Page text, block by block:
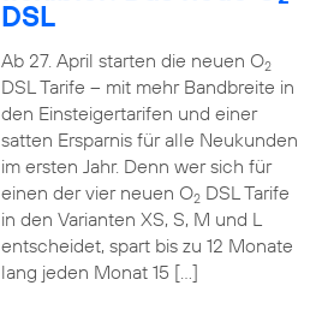
DSL
Ab 27. April starten die neuen O2
DSL Tarife – mit mehr Bandbreite in
den Einsteigertarifen und einer
satten Ersparnis für alle Neukunden
im ersten Jahr. Denn wer sich für
einen der vier neuen O2DSL Tarife
in den Varianten XS, S, M und L
entscheidet, spart bis zu 12 Monate
lang jeden Monat 15 […]